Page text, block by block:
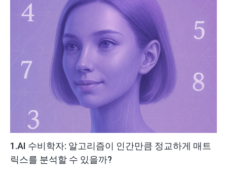
1.AI 수비학자: 알고리즘이 인간만큼 정교하게 매트
릭스를 분석할 수 있을까?